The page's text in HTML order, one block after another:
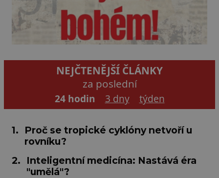
NEJČTENĚJŠÍ ČLÁNKY
za poslední
24 hodin 3 dny týden
1.
Proč se tropické cyklóny netvoří u
rovníku?
2.
Inteligentní medicína: Nastává éra
"umělá"?